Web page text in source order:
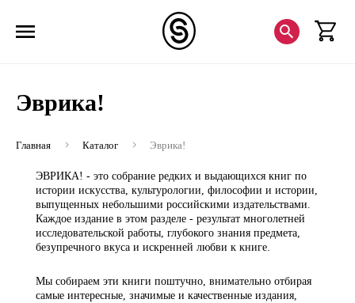
Эврика!
Главная Каталог Эврика!
ЭВРИКА! - это собрание редких и выдающихся книг по
истории искусства, культурологии, философии и истории,
выпущенных небольшими российскими издательствами.
Каждое издание в этом разделе - результат многолетней
исследовательской работы, глубокого знания предмета,
безупречного вкуса и искренней любви к книге.
Мы собираем эти книги поштучно, внимательно отбирая
самые интересные, значимые и качественные издания,